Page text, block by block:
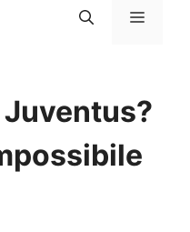
MENU